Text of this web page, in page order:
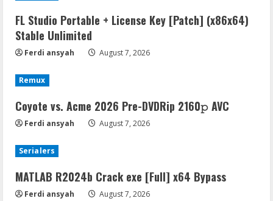
FL Studio Portable + License Key [Patch] (x86x64)
Stable Unlimited
Ferdi ansyah August 7, 2026
Remux
Coyote vs. Acme 2026 Pre-DVDRip 2160𝚙 AVC
Ferdi ansyah August 7, 2026
Serialers
MATLAB R2024b Crack exe [Full] x64 Bypass
Ferdi ansyah August 7, 2026